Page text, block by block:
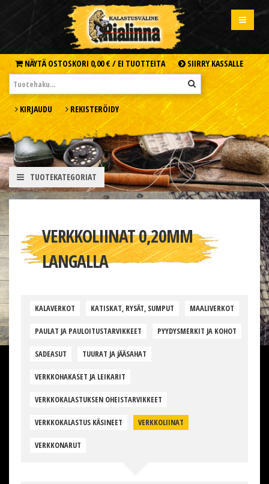
NÄYTÄ OSTOSKORI 0,00 € / EI TUOTTEITA SIIRRY KASSALLE
KIRJAUDU REKISTERÖIDY
TUOTEKATEGORIAT
VERKKOLIINAT 0,20MM
LANGALLA
KALAVERKOT KATISKAT, RYSÄT, SUMPUT MAALIVERKOT
PAULAT JA PAULOITUSTARVIKKEET PYYDYSMERKIT JA KOHOT
SADEASUT TUURAT JA JÄÄSAHAT
VERKKOHAKASET JA LEIKARIT
VERKKOKALASTUKSEN OHEISTARVIKKEET
VERKKOKALASTUS KÄSINEET VERKKOLIINAT
VERKKONARUT